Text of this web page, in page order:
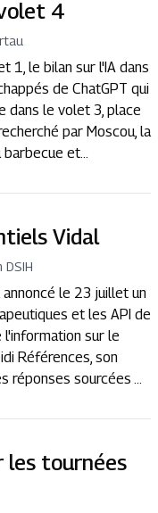
4
1, le bilan sur l'IA dans
de ChatGPT qui
dans le volet 3, place
par Moscou, la
et...
Vidal
DSIH
le 23 juillet un
et les API de
l'information sur le
Références, son
réponses sourcées ...
les tournées